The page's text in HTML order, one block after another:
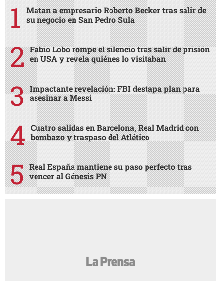
Matan a empresario Roberto Becker tras salir de
su negocio en San Pedro Sula
Fabio Lobo rompe el silencio tras salir de prisión
en USA y revela quiénes lo visitaban
Impactante revelación: FBI destapa plan para
asesinar a Messi
Cuatro salidas en Barcelona, Real Madrid con
bombazo y traspaso del Atlético
Real España mantiene su paso perfecto tras
vencer al Génesis PN